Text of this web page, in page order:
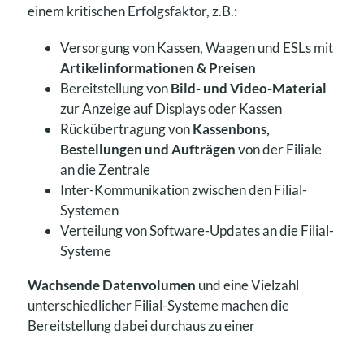
einem kritischen Erfolgsfaktor, z.B.:
Versorgung von Kassen, Waagen und ESLs mit
Artikelinformationen & Preisen
Bereitstellung vonBild- und Video-Material
zur Anzeige auf Displays oder Kassen
Rückübertragung vonKassenbons,
Bestellungen und Aufträgenvon der Filiale
an die Zentrale
Inter-Kommunikation zwischen den Filial-
Systemen
Verteilung von Software-Updates an die Filial-
Systeme
Wachsende Datenvolumen und eine Vielzahl
unterschiedlicher Filial-Systeme machen die
Bereitstellung dabei durchaus zu einer